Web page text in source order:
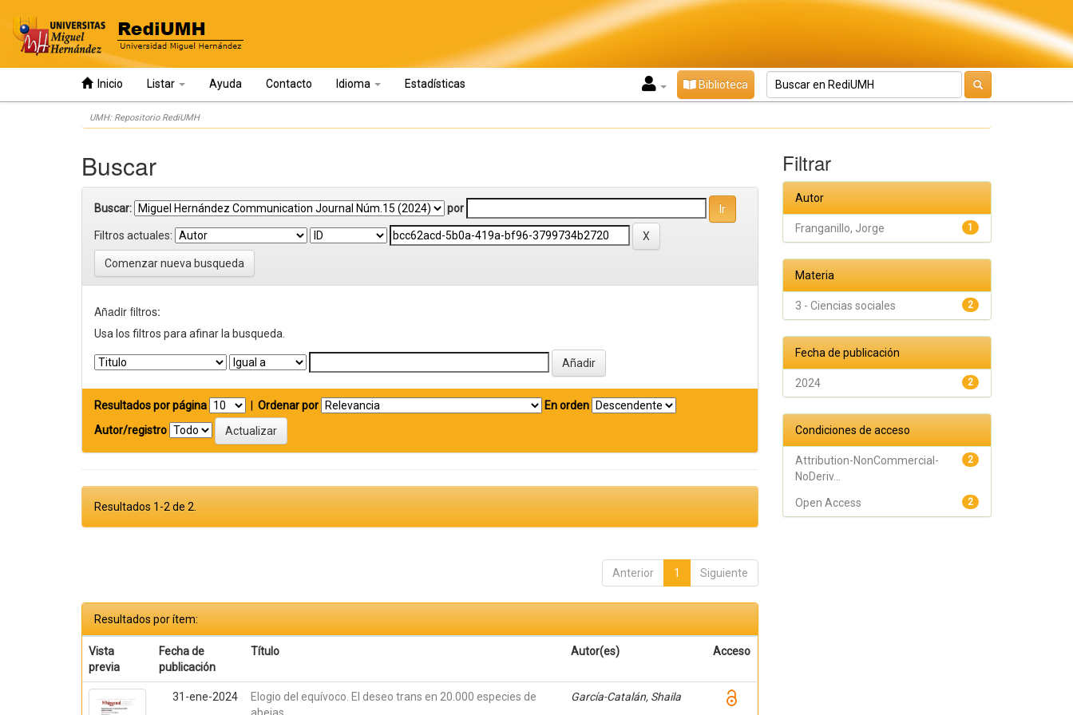
Inicio Listar Ayuda Contacto Idioma Estadísticas Biblioteca
UMH: Repositorio RediUMH
Buscar
Buscar: por
Filtros actuales:
Comenzar nueva busqueda
Añadir filtros:
Usa los filtros para afinar la busqueda.
Resultados por página Ordenar por
En orden
Autor/registro
Resultados 1-2 de 2.
Anterior 1 Siguiente
Resultados por ítem:
Vista
previa
Fecha de
publicación
Título Autor(es) Acceso
31-ene-2024
Elogio del equívoco. El deseo trans en 20.000 especies de
García-Catalán, Shaila
Filtrar
Autor
1
Franganillo, Jorge
Materia
2
3 - Ciencias sociales
Fecha de publicación
2
2024
Condiciones de acceso
2
Attribution-NonCommercial-
NoDeriv...
2
Open Access